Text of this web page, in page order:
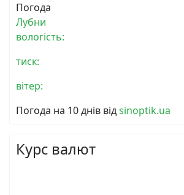
Погода
Лубни
вологість:
тиск:
вітер:
Погода на 10 днів відsinoptik.ua
Курс валют